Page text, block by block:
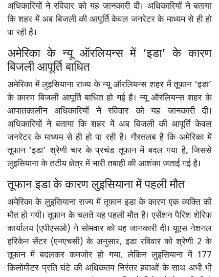
अधिकारियों ने रविवार को यह जानकारी दी। अधिकारियों ने बताया
कि शहर में अब बिजली की आपूर्ति केवल जनरेटर के माध्यम से ही हो
पा रही है।
अमेरिका के न्यू ऑरलियन्स में ‘इडा’ के कारण
बिजली आपूर्ति बाधित
अमेरिका में लुइसियाना राज्य के न्यू ऑरलियन्स शहर में तूफान ‘इडा’
के कारण बिजली आपूर्ति बाधित हो गई है। न्यू ऑरलियन्स शहर के
आपातकालीन अधिकारियों ने रविवार को यह जानकारी दी।
अधिकारियों ने बताया कि शहर में अब बिजली की आपूर्ति केवल
जनरेटर के माध्यम से ही हो पा रही है। गौरतलब है कि अमेरिका में
तूफान ‘इडा’ श्रेणी चार के प्रचंड तूफान में बदल गया है, जिससे
लुइसियाना के तटीय क्षेत्र में भारी तबाही की आशंका जताई गई है।
तूफान इडा के कारण लुइसियाना में पहली मौत
अमेरिका के लुइसियाना राज्य में तूफान इडा के कारण एक व्यक्ति की
मौत हो गयी। तूफान के चलते यह पहली मौत है। एसेंशन पैरिश शेरिफ
कार्यालय (एपीएसओ) ने सोमवार को यह जानकारी दी। यूएस नेशनल
हरिकेन सेंटर (एनएचसी) के अनुसार, इडा रविवार को श्रेणी 2 के
तूफान में बदलकर कमजोर हो गया, लेकिन लुइसियाना में 177
किलोमीटर प्रति घंटे की अधिकतम निरंतर हवाओं के साथ अभी भी